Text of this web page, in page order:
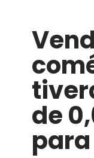
de